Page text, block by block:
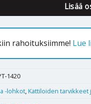
Lisää
rahoituksiimme! Lue
1420
-lohkot,Kattiloiden tarvikkeet